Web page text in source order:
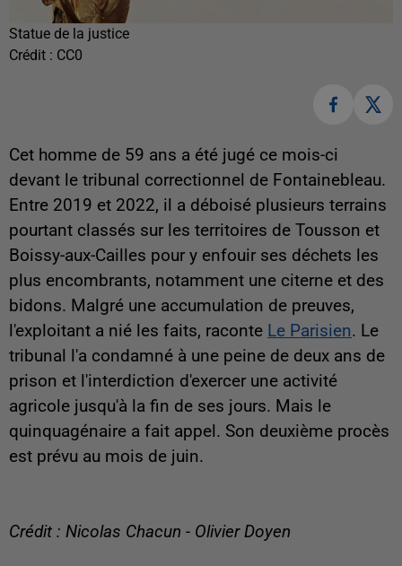
Statue de la justice
Crédit : CC0
Cet homme de 59 ans a été jugé ce mois-ci
devant le tribunal correctionnel de Fontainebleau.
Entre 2019 et 2022, il a déboisé plusieurs terrains
pourtant classés sur les territoires de Tousson et
Boissy-aux-Cailles pour y enfouir ses déchets les
plus encombrants, notamment une citerne et des
bidons. Malgré une accumulation de preuves,
l'exploitant a nié les faits, raconte Le Parisien. Le
tribunal l'a condamné à une peine de deux ans de
prison et l'interdiction d'exercer une activité
agricole jusqu'à la fin de ses jours. Mais le
quinquagénaire a fait appel. Son deuxième procès
est prévu au mois de juin.
Crédit : Nicolas Chacun - Olivier Doyen